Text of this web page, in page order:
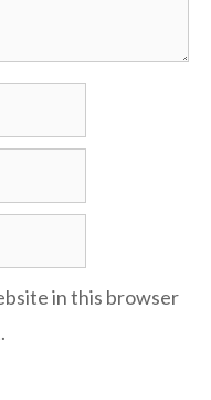
in this browser